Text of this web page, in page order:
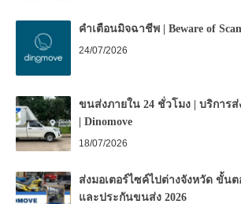
คำเตือนมิจฉาชีพ | Beware of
24/07/2026
ขนส่งภายใน 24 ชั่วโมง | บริการ
| Dinomove
18/07/2026
ส่งมอเตอร์ไซค์ไปต่างจังหวัด ขั้น
และประกันขนส่ง 2026